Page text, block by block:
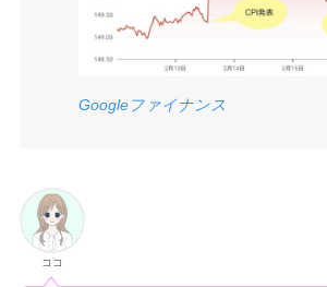
Googleファイナンス
ココ